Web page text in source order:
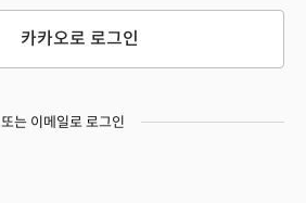
카카오로 로그인
또는 이메일로 로그인